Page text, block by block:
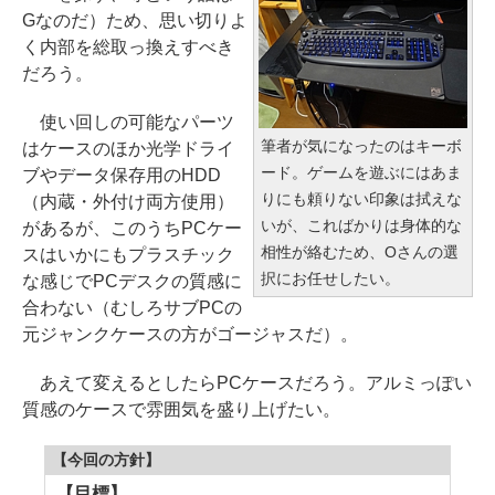
筆者が気になったのはキーボ
ード。ゲームを遊ぶにはあま
りにも頼りない印象は拭えな
いが、こればかりは身体的な
相性が絡むため、Oさんの選
択にお任せしたい。
Gなのだ）ため、思い切りよ
く内部を総取っ換えすべき
だろう。
使い回しの可能なパーツ
はケースのほか光学ドライ
ブやデータ保存用のHDD
（内蔵・外付け両方使用）
があるが、このうちPCケー
スはいかにもプラスチック
な感じでPCデスクの質感に
合わない（むしろサブPCの
元ジャンクケースの方がゴージャスだ）。
あえて変えるとしたらPCケースだろう。アルミっぽい
質感のケースで雰囲気を盛り上げたい。
【今回の方針】